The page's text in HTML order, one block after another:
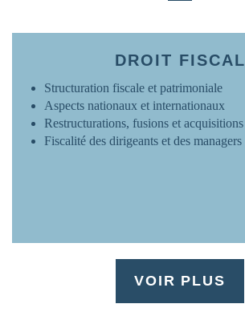
DROIT FISCAL
Structuration fiscale et patrimoniale
Aspects nationaux et internationaux
Restructurations, fusions et acquisitions
Fiscalité des dirigeants et des managers
VOIR PLUS